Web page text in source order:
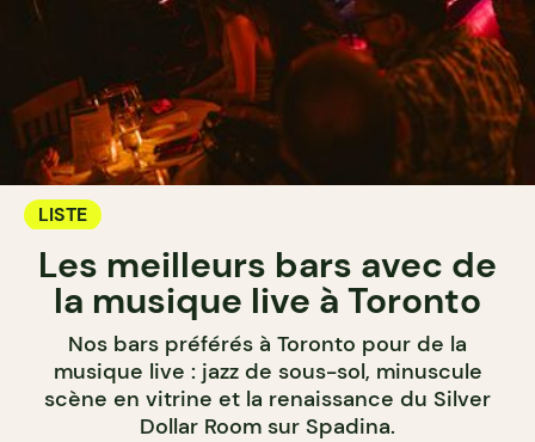
LISTE
Les meilleurs bars avec de
la musique live à Toronto
Nos bars préférés à Toronto pour de la
musique live : jazz de sous-sol, minuscule
scène en vitrine et la renaissance du Silver
Dollar Room sur Spadina.